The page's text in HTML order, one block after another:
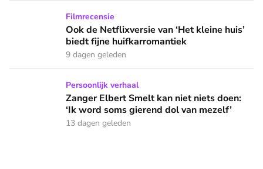
Ook de Netflixversie van ‘Het kleine huis’ biedt fijne
Filmrecensie
Ook de Netflixversie van ‘Het kleine huis’
biedt fijne huifkarromantiek
9 dagen geleden
Zanger Elbert Smelt kan niet niets doen: ‘Ik word soms
Persoonlijk verhaal
Zanger Elbert Smelt kan niet niets doen:
‘Ik word soms gierend dol van mezelf’
13 dagen geleden